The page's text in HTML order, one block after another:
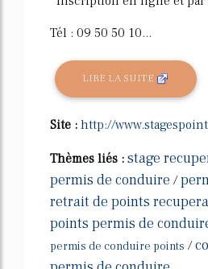
Tél : 09 50 50 10...
LIRE LA SUITE
Site : http://
Thèmes liés : stage
permis de conduire /
retrait de points
points permis de
permis de conduire points /